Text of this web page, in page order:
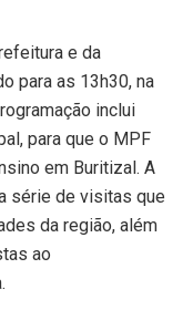
e da
para as 13h30, na
inclui
para que o MPF
em Buritizal. A
série de visitas que
da região, além
ao